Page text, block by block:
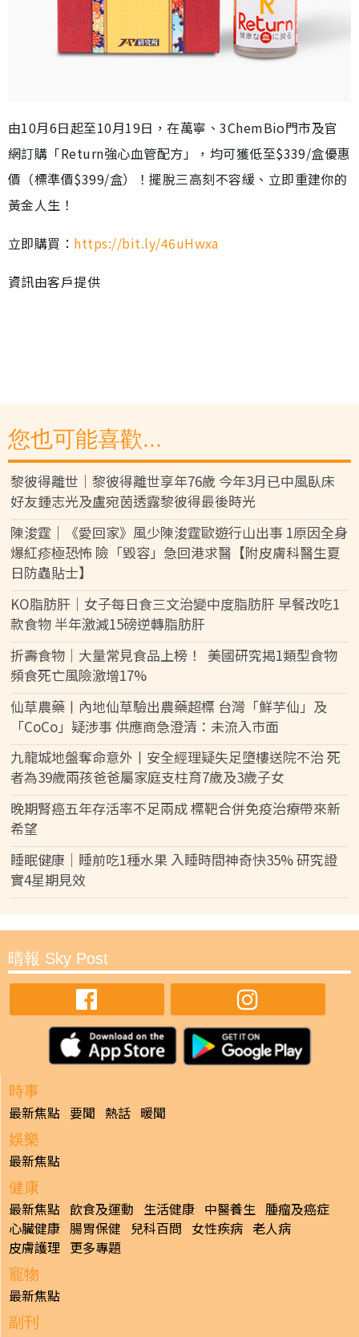
由10月6日起至10月19日，在萬寧、3ChemBio門市及官
網訂購「Return強心血管配方」，均可獲低至$339/盒優惠
價（標準價$399/盒）！擺脫三高刻不容緩、立即重建你的
黃金人生！
立即購買： https://bit.ly/46uHwxa
資訊由客戶提供
您也可能喜歡...
黎彼得離世｜黎彼得離世享年76歲 今年3月已中風臥床
好友鍾志光及盧宛茵透露黎彼得最後時光
陳浚霆｜《愛回家》風少陳浚霆歐遊行山出事 1原因全身
爆紅疹極恐怖 險「毀容」急回港求醫【附皮膚科醫生夏
日防蟲貼士】
KO脂肪肝｜女子每日食三文治變中度脂肪肝 早餐改吃1
款食物 半年激減15磅逆轉脂肪肝
折壽食物｜大量常見食品上榜！ 美國研究揭1類型食物
頻食死亡風險激增17%
仙草農藥丨內地仙草驗出農藥超標 台灣「鮮芋仙」及
「CoCo」疑涉事 供應商急澄清：未流入市面
九龍城地盤奪命意外丨安全經理疑失足墮樓送院不治 死
者為39歲兩孩爸爸屬家庭支柱育7歲及3歲子女
晚期腎癌五年存活率不足兩成 標靶合併免疫治療帶來新
希望
睡眠健康｜睡前吃1種水果 入睡時間神奇快35% 研究證
實4星期見效
晴報 Sky Post
時事
最新焦點 要聞 熱話 暖聞
娛樂
最新焦點
健康
最新焦點 飲食及運動 生活健康 中醫養生 腫瘤及癌症
心臟健康 腸胃保健 兒科百問 女性疾病 老人病
皮膚護理 更多專題
寵物
最新焦點
副刊